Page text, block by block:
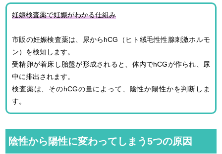
妊娠検査薬で妊娠がわかる仕組み
市販の妊娠検査薬は、尿からhCG（ヒト絨毛性性腺刺激ホルモ
ン）を検知します。
受精卵が着床し胎盤が形成されると、体内でhCGが作られ、尿
中に排出されます。
検査薬は、そのhCGの量によって、陰性か陽性かを判断しま
す。
陰性から陽性に変わってしまう5つの原因